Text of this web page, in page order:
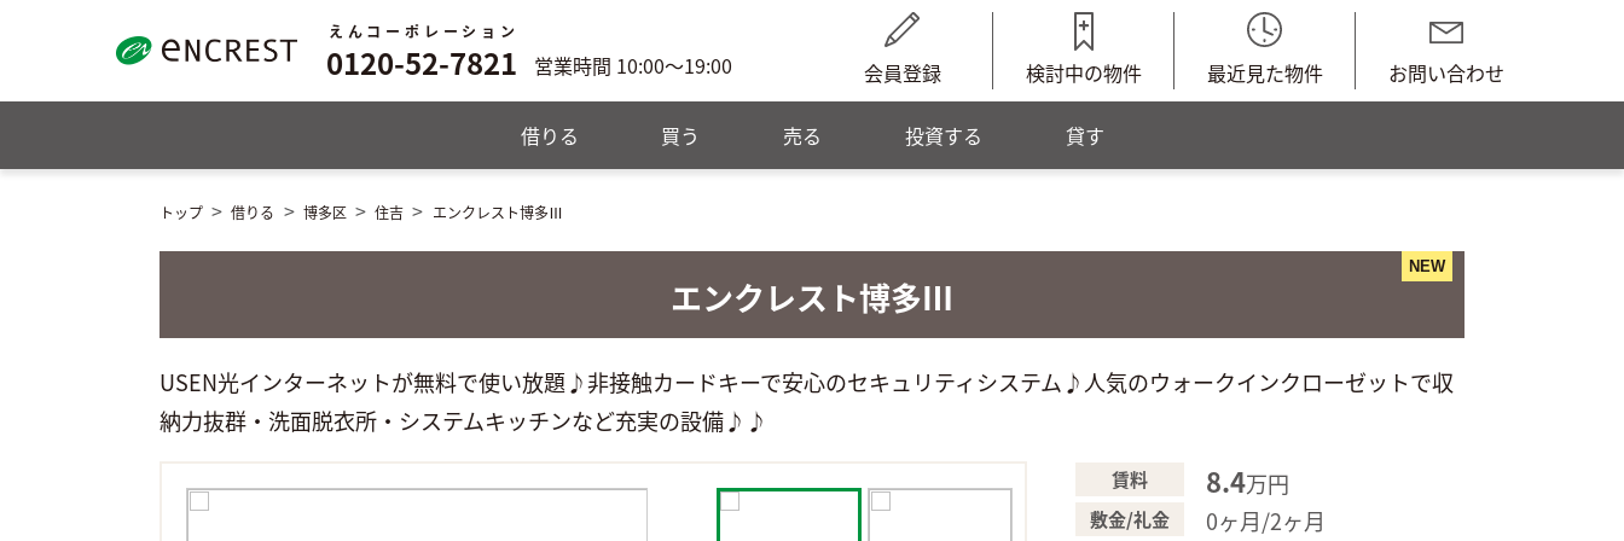
0120-52-7821
えんコーポレーション
営業時間 10:00～19:00 会員登録 検討中の物件 最近見た物件 お問い合わせ
借りる 買う 売る 投資する 貸す
トップ 借りる 博多区 住吉 エンクレスト博多Ⅲ
NEW
エンクレスト博多Ⅲ
USEN光インターネットが無料で使い放題♪非接触カードキーで安心のセキュリティシステム♪人気のウォークインクローゼットで収
納力抜群・洗面脱衣所・システムキッチンなど充実の設備♪♪
賃料 8.4万円
敷金/礼金 0ヶ月/2ヶ月